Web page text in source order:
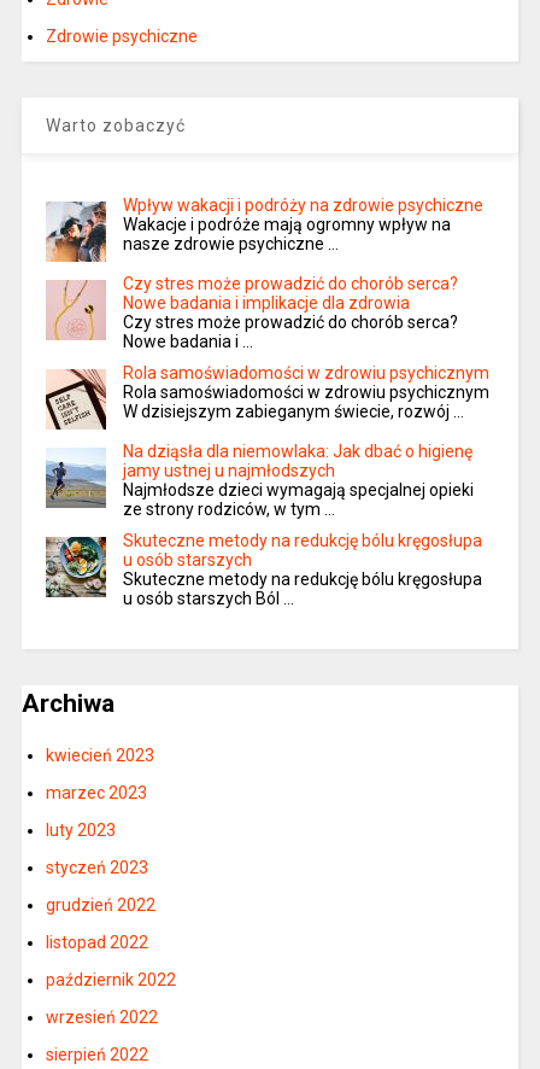
Zdrowie psychiczne
Warto zobaczyć
Wpływ wakacji i podróży na zdrowie psychiczne
Wakacje i podróże mają ogromny wpływ na
nasze zdrowie psychiczne …
Czy stres może prowadzić do chorób serca?
Nowe badania i implikacje dla zdrowia
Czy stres może prowadzić do chorób serca?
Nowe badania i …
Rola samoświadomości w zdrowiu psychicznym
Rola samoświadomości w zdrowiu psychicznym
W dzisiejszym zabieganym świecie, rozwój …
Na dziąsła dla niemowlaka: Jak dbać o higienę
jamy ustnej u najmłodszych
Najmłodsze dzieci wymagają specjalnej opieki
ze strony rodziców, w tym …
Skuteczne metody na redukcję bólu kręgosłupa
u osób starszych
Skuteczne metody na redukcję bólu kręgosłupa
u osób starszych Ból …
Archiwa
kwiecień 2023
marzec 2023
luty 2023
styczeń 2023
grudzień 2022
listopad 2022
październik 2022
wrzesień 2022
sierpień 2022